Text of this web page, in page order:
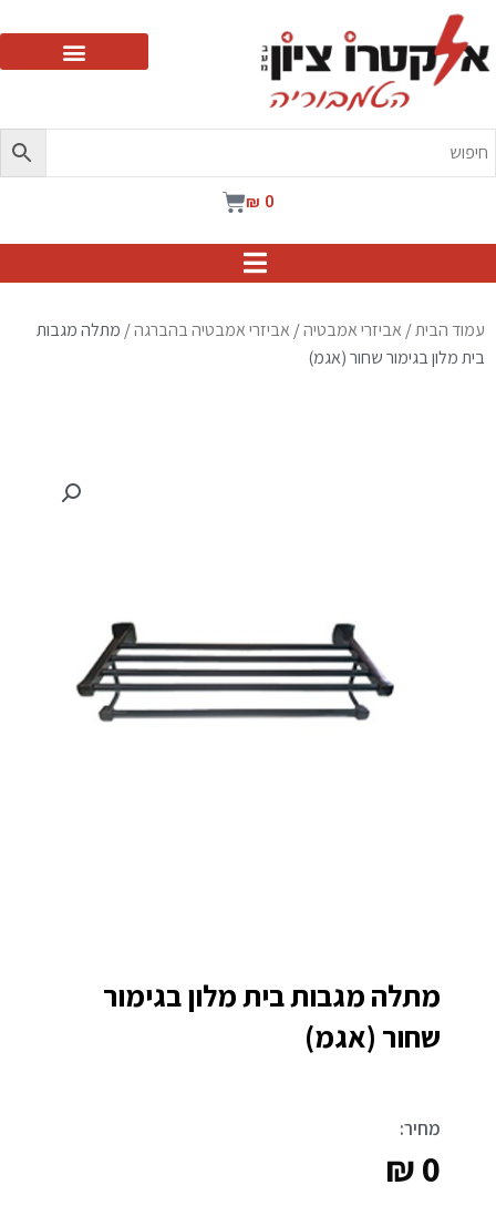
₪ 0
עגלת
עמוד הבית/ אביזרי אמבטיה/ אביזרי אמבטיה בהברגה/ מתלה מגבות
בית מלון בגימור שחור (אגמ)
מתלה מגבות בית מלון בגימור
שחור (אגמ)
מחיר:
₪0